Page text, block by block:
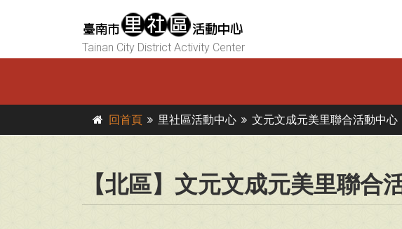
Tainan City District Activity Center
回首頁 里社區活動中心 文元文成元美里聯合活動中心
【北區】文元文成元美里聯合